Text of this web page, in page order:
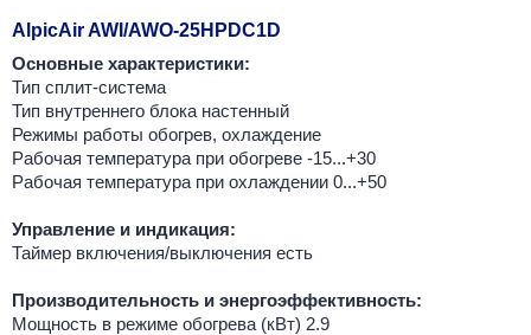
AlpicAir AWI/AWO-25HPDC1D
Основные характеристики:
Тип сплит-система
Тип внутреннего блока настенный
Режимы работы обогрев, охлаждение
Рабочая температура при обогреве -15...+30
Рабочая температура при охлаждении 0...+50
Управление и индикация:
Таймер включения/выключения есть
Производительность и энергоэффективность:
Мощность в режиме обогрева (кВт) 2.9